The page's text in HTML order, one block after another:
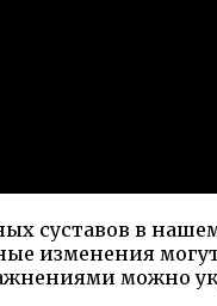
суставов в
изменения
можно